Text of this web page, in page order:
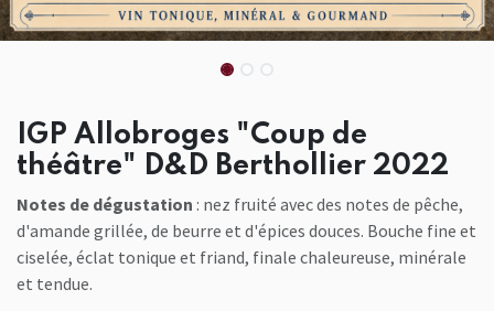
IGP Allobroges "Coup de
théâtre" D&D Berthollier 2022
Notes de dégustation : nez fruité avec des notes de pêche,
d'amande grillée, de beurre et d'épices douces. Bouche fine et
ciselée, éclat tonique et friand, finale chaleureuse, minérale
et tendue.